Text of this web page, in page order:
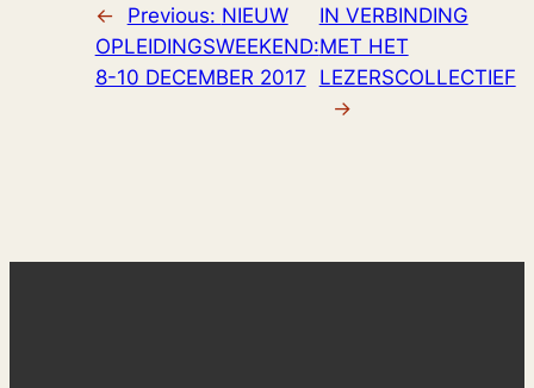
← Previous: NIEUW
OPLEIDINGSWEEKEND:
8-10 DECEMBER 2017
IN VERBINDING
MET HET
LEZERSCOLLECTIEF
→